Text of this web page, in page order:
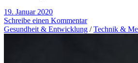
19. Januar 2020
Schreibe einen Kommentar
Gesundheit & Entwicklung /Technik &